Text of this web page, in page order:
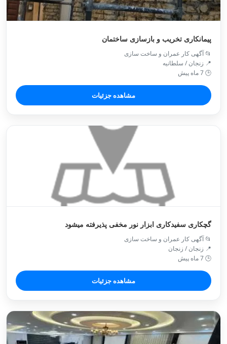
پیمانکاری تخریب و بازسازی ساختمان
📂 آگهی کار عمران و ساخت سازی
📍 زنجان / سلطانيه
🕒 7 ماه پیش
مشاهده جزئیات
گچکاری سفیدکاری ابزار نور مخفی پذیرفته میشود
📂 آگهی کار عمران و ساخت سازی
📍 زنجان / زنجان
🕒 7 ماه پیش
مشاهده جزئیات